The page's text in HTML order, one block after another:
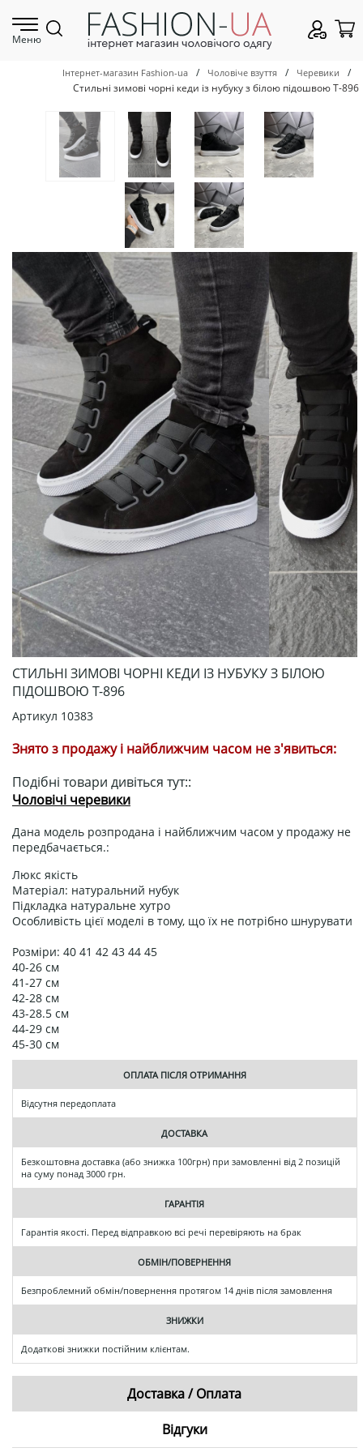
Меню
Інтернет-магазин Fashion-ua / Чоловіче взуття / Черевики
/
Стильні зимові чорні кеди із нубуку з білою підошвою Т-896
СТИЛЬНІ ЗИМОВІ ЧОРНІ КЕДИ ІЗ НУБУКУ З БІЛОЮ
ПІДОШВОЮ Т-896
Артикул 10383
Знято з продажу і найближчим часом не з'явиться:
Подібні товари дивіться тут::
Чоловічі черевики
Дана модель розпродана і найближчим часом у продажу не
передбачається.:
Люкс якість
Матеріал: натуральний нубук
Підкладка натуральне хутро
Особливість цієї моделі в тому, що їх не потрібно шнурувати
Розміри: 40 41 42 43 44 45
40-26 см
41-27 см
42-28 см
43-28.5 см
44-29 см
45-30 см
ОПЛАТА ПІСЛЯ ОТРИМАННЯ
Відсутня передоплата
ДОСТАВКА
Безкоштовна доставка (або знижка 100грн) при замовленні від 2 позицій
на суму понад 3000 грн.
ГАРАНТІЯ
Гарантія якості. Перед відправкою всі речі перевіряють на брак
ОБМІН/ПОВЕРНЕННЯ
Безпроблемний обмін/повернення протягом 14 днів після замовлення
ЗНИЖКИ
Додаткові знижки постійним клієнтам.
Доставка / Оплата
Відгуки